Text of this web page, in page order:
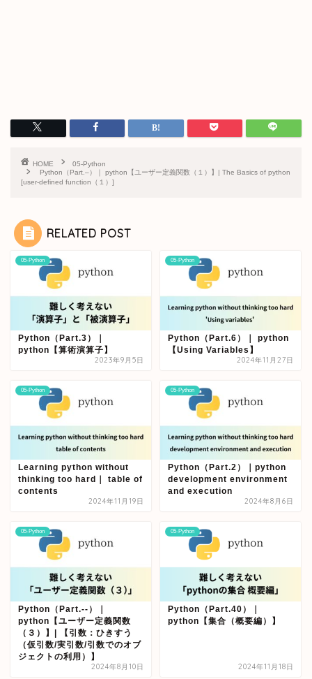
HOME
05-Python
Python（Part.–）｜ python【ユーザー定義関数（１）】| The Basics of python
[user-defined function（１）]
RELATED POST
05-Python
Python（Part.3）｜
python【算術演算子】
2023年9月5日
05-Python
Python（Part.6）｜ python
【Using Variables】
2024年11月27日
05-Python
Learning python without
thinking too hard｜ table of
contents
2024年11月19日
05-Python
Python（Part.2）｜python
development environment
and execution
2024年8月6日
05-Python
Python（Part.--）｜
python【ユーザー定義関数
（３）】| 【引数：ひきすう
（仮引数/実引数/引数でのオブ
ジェクトの利用）】
2024年8月10日
05-Python
Python（Part.40）｜
python【集合（概要編）】
2024年11月18日